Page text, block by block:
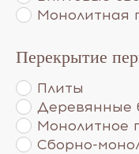
Монолитная
Перекрытие
Плиты
Деревянные
Монолитное
Сборно-